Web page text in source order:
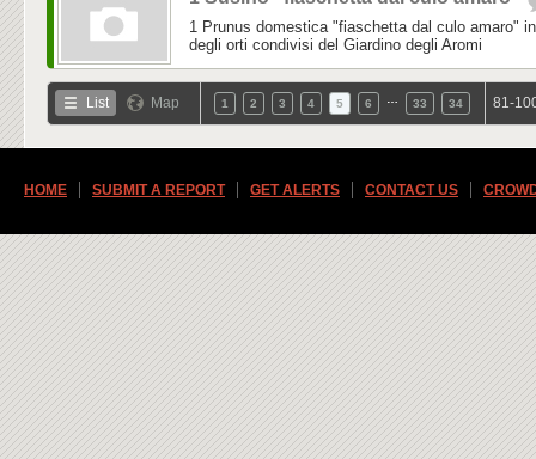
1 Prunus domestica "fiaschetta dal culo amaro"
degli orti condivisi del Giardino degli Aromi
List Map 1 2 3 4 5 6 33 34 81-
HOME SUBMIT A REPORT GET ALERTS CONTACT US